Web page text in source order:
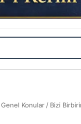
Genel Konular / Bizi